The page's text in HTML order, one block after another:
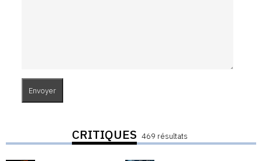
CRITIQUES 469 résultats